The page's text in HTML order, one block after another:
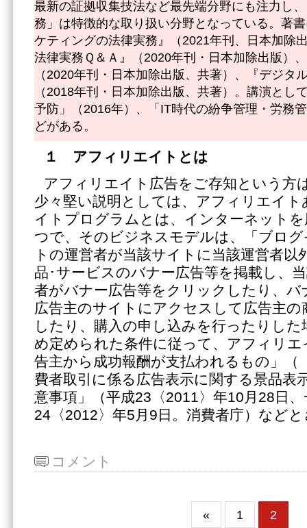
最新の証拠収集技法など最先端分野にも注力し
務」は特徴的な取り扱い分野となっている。著
ケティングの法律実務』（2021年刊、日本加除
法律実務Ｑ＆Ａ』（2020年刊・日本加除出版）
（2020年刊・日本加除出版、共著）、『デジタ
（2018年刊・日本加除出版、共著）。講演とし
予防」（2016年）、「IT時代の紛争管理・労務
どがある。
１ アフィリエイトとは
アフィリエイト広告をご存知という方
少々堅い説明としては、アフィリエイ
イトプログラムとは、インターネット
つで、そのビジネスモデルは、「ブロ
トの運営者が当該サイトに当該運営者以
品･サービスのバナー広告等を掲載し、
者がバナー広告等をクリックしたり、バ
広告主のサイトにアクセスして広告主の
したり、購入の申し込みを行ったりし
め定められた条件に従って、アフィリ
告主から成功報酬が支払われるもの」（
費者取引に係る広告表示に関する景品表
意事項」（平成23〈2011〉年10月28日
24〈2012〉年5月9日。消費者庁）など
コメント
« 1 2